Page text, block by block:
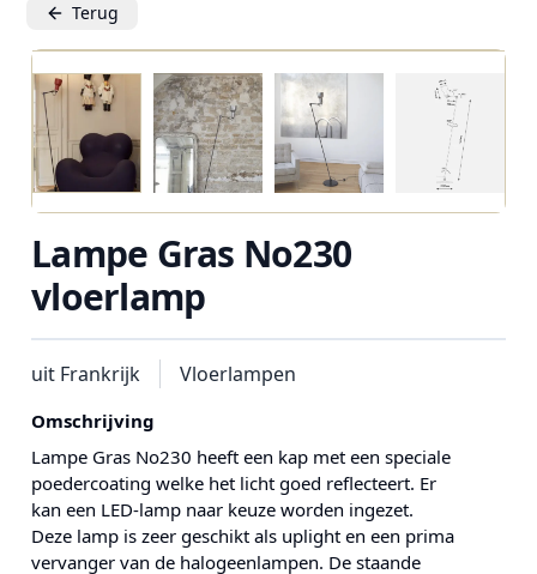
Terug
Lampe Gras No230
vloerlamp
uit Frankrijk Vloerlampen
Omschrijving
Lampe Gras No230 heeft een kap met een speciale
poedercoating welke het licht goed reflecteert. Er
kan een LED-lamp naar keuze worden ingezet.
Deze lamp is zeer geschikt als uplight en een prima
vervanger van de halogeenlampen. De staande